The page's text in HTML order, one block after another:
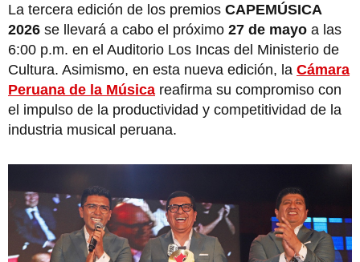
La tercera edición de los premios CAPEMÚSICA
2026 se llevará a cabo el próximo 27 de mayo a las
6:00 p.m. en el Auditorio Los Incas del Ministerio de
Cultura. Asimismo, en esta nueva edición, la Cámara
Peruana de la Música reafirma su compromiso con
el impulso de la productividad y competitividad de la
industria musical peruana.